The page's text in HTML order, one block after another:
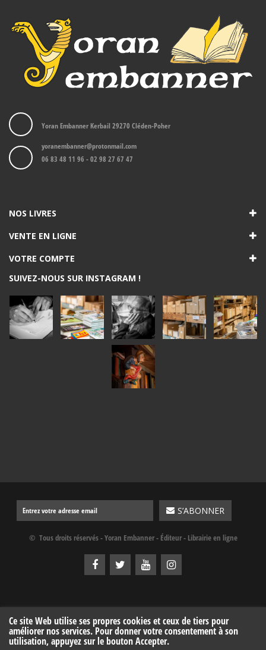
Yoran Embanner Kerbail 29270 Cléden-Poher
yoranembanner@protonmail.com
06 83 48 11 96 - 02 98 27 67 47
NOS LIVRES
VENTE EN LIGNE
VOTRE COMPTE
Ce site Web utilise ses propres cookies et ceux de tiers pour
améliorer nos services. Pour donner votre consentement à son
utilisation, appuyez sur le bouton Accepter.
SUIVEZ-NOUS SUR INSTAGRAM !
© Tous droits réservés - Yoran Embanner - Éditeur - Librairie en ligne